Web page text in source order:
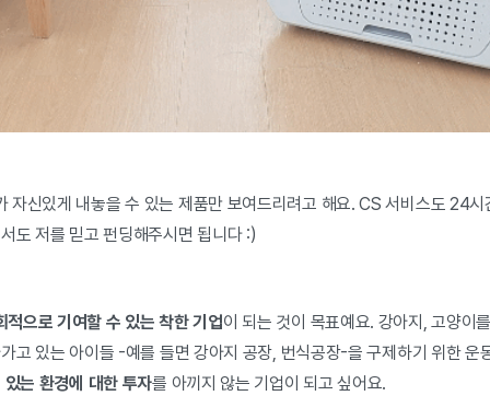
자신있게 내놓을 수 있는 제품만 보여드리려고 해요. CS 서비스도 24
도 저를 믿고 펀딩해주시면 됩니다 :)
으로 기여할 수 있는 착한 기 업이 되는 것이 목표예요. 강아지, 고양이
고 있는 아이들 -예를 들면 강아지 공장, 번식공장-을 구제하기 위한 운
는 환경에 대한 투자를 아끼지 않는 기업이 되고 싶어요.